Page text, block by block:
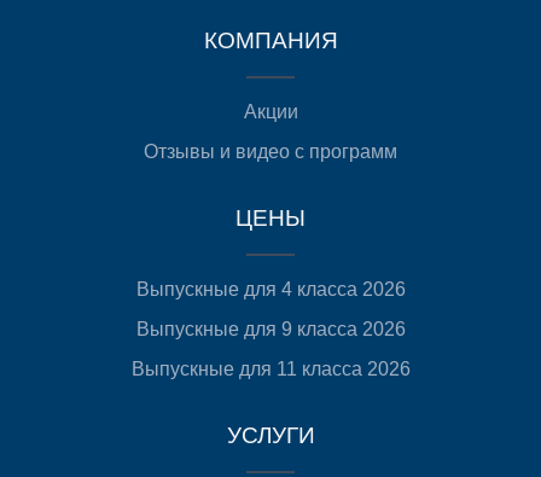
КОМПАНИЯ
Акции
Отзывы и видео с программ
ЦЕНЫ
Выпускные для 4 класса 2026
Выпускные для 9 класса 2026
Выпускные для 11 класса 2026
УСЛУГИ